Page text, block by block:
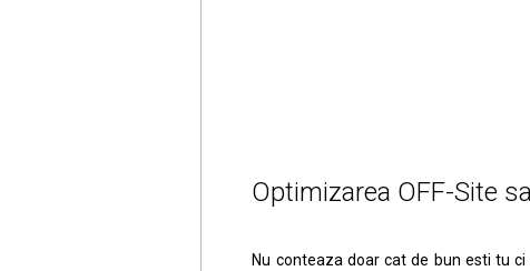
Optimizarea OFF-Site
Nu conteaza doar cat de bun esti tu